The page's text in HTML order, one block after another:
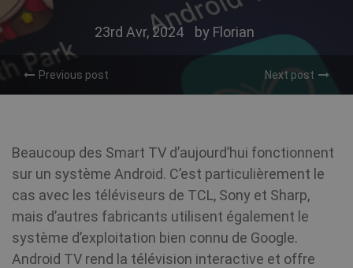
23rd Avr, 2024 by Florian
Previous post Next post
Beaucoup des Smart TV d’aujourd’hui fonctionnent
sur un système Android. C’est particulièrement le
cas avec les téléviseurs de TCL, Sony et Sharp,
mais d’autres fabricants utilisent également le
système d’exploitation bien connu de Google.
Android TV rend la télévision interactive et offre